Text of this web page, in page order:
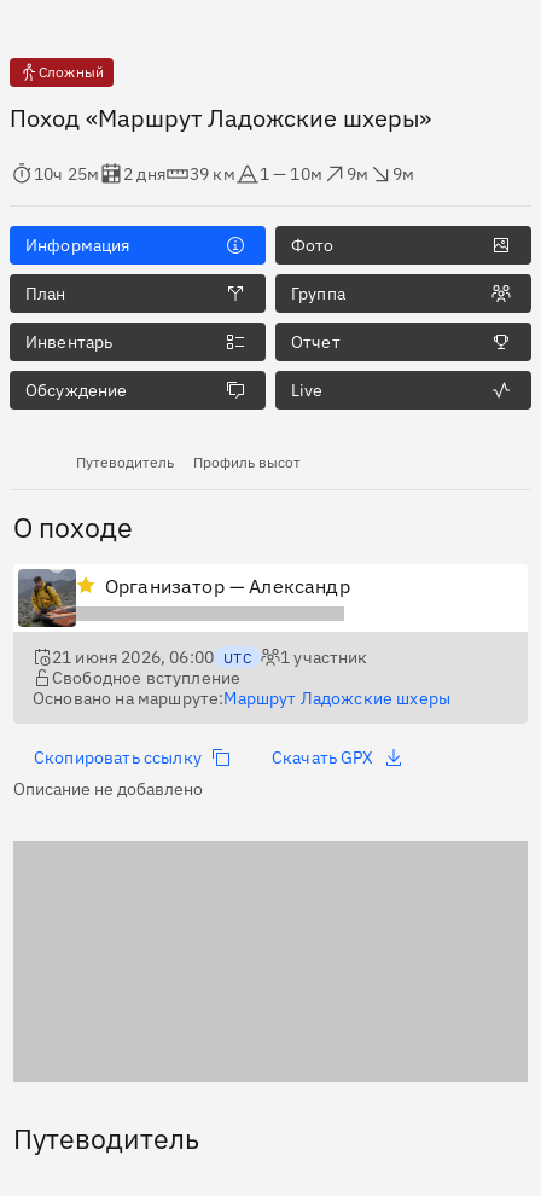
Сложный
Поход «Маршрут Ладожские шхеры»
в пути
10ч 25м
Оценка в днях
2 дня
Дистанция
39 км
Абсолютная высота
1 — 10м
Набор высоты
9м
Сброс высоты
9м
Информация Фото
План Группа
Инвентарь Отчет
Обсуждение Live
Путеводитель Профиль высот
О походе
Организатор — Александр
21 июня 2026, 06:00 UTC 1участник
Свободное вступление
Основано на маршруте:Маршрут Ладожские шхеры
Скопировать ссылку
Скачать GPX
Описание не добавлено
Путеводитель